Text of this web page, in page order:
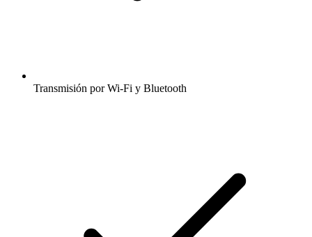
Transmisión por Wi-Fi y Bluetooth